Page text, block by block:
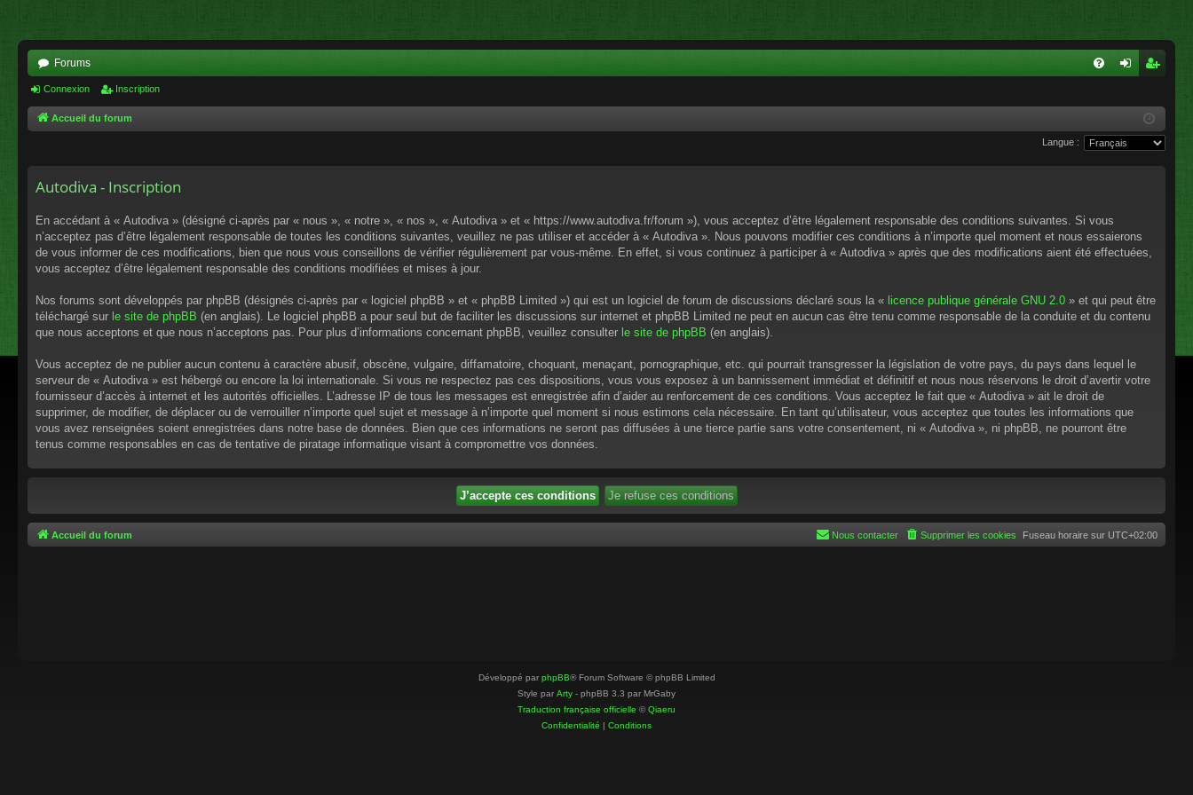
Forums
xi
cri
pti
Connexion Inscription
Accueil du forum
Langue :
Autodiva - Inscription
En accédant à « Autodiva » (désigné ci-après par « nous », « notre », « nos », « Autodiva » et « https://www.autodiva.fr/forum »), vous acceptez d’être légalement responsable des conditions suivantes. Si vous
n’acceptez pas d’être légalement responsable de toutes les conditions suivantes, veuillez ne pas utiliser et accéder à « Autodiva ». Nous pouvons modifier ces conditions à n’importe quel moment et nous essaierons
de vous informer de ces modifications, bien que nous vous conseillons de vérifier régulièrement par vous-même. En effet, si vous continuez à participer à « Autodiva » après que des modifications aient été effectuées,
vous acceptez d’être légalement responsable des conditions modifiées et mises à jour.
Nos forums sont développés par phpBB (désignés ci-après par « logiciel phpBB » et « phpBB Limited ») qui est un logiciel de forum de discussions déclaré sous la « licence publique générale GNU 2.0 » et qui peut être
téléchargé sur le site de phpBB (en anglais). Le logiciel phpBB a pour seul but de faciliter les discussions sur internet et phpBB Limited ne peut en aucun cas être tenu comme responsable de la conduite et du contenu
que nous acceptons et que nous n’acceptons pas. Pour plus d’informations concernant phpBB, veuillez consulter le site de phpBB (en anglais).
Vous acceptez de ne publier aucun contenu à caractère abusif, obscène, vulgaire, diffamatoire, choquant, menaçant, pornographique, etc. qui pourrait transgresser la législation de votre pays, du pays dans lequel le
serveur de « Autodiva » est hébergé ou encore la loi internationale. Si vous ne respectez pas ces dispositions, vous vous exposez à un bannissement immédiat et définitif et nous nous réservons le droit d’avertir votre
fournisseur d’accès à internet et les autorités officielles. L’adresse IP de tous les messages est enregistrée afin d’aider au renforcement de ces conditions. Vous acceptez le fait que « Autodiva » ait le droit de
supprimer, de modifier, de déplacer ou de verrouiller n’importe quel sujet et message à n’importe quel moment si nous estimons cela nécessaire. En tant qu’utilisateur, vous acceptez que toutes les informations que
vous avez renseignées soient enregistrées dans notre base de données. Bien que ces informations ne seront pas diffusées à une tierce partie sans votre consentement, ni « Autodiva », ni phpBB, ne pourront être
tenus comme responsables en cas de tentative de piratage informatique visant à compromettre vos données.
Accueil du forum Fuseau horaire sur UTC+02:00
Supprimer les cookies
Nous contacter
Développé par phpBB® Forum Software © phpBB Limited
Style par Arty - phpBB 3.3 par MrGaby
Traduction française officielle ©Qiaeru
Confidentialité | Conditions